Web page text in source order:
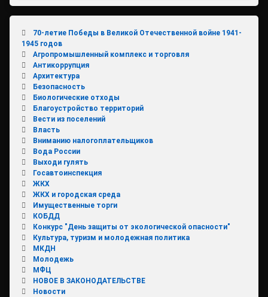
70-летие Победы в Великой Отечественной войне 1941-
1945 годов
Агропромышленный комплекс и торговля
Антикоррупция
Архитектура
Безопасность
Биологические отходы
Благоустройство территорий
Вести из поселений
Власть
Вниманию налогоплательщиков
Вода России
Выходи гулять
Госавтоинспекция
ЖКХ
ЖКХ и городская среда
Имущественные торги
КОБДД
Конкурс "День защиты от экологической опасности"
Культура, туризм и молодежная политика
МКДН
Молодежь
МФЦ
НОВОЕ В ЗАКОНОДАТЕЛЬСТВЕ
Новости